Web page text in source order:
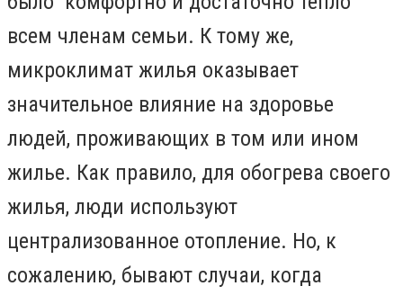
всем членам семьи. К тому же,
микроклимат жилья оказывает
значительное влияние на здоровье
людей, проживающих в том или ином
жилье. Как правило, для обогрева своего
жилья, люди используют
централизованное отопление. Но, к
сожалению, бывают случаи, когда